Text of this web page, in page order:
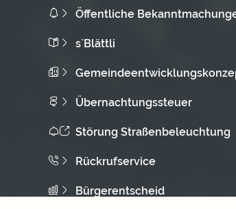
Öffentliche
s`Blättli
Übernachtungssteuer
Störung Straßenbeleuchtung
Rückrufservice
Bürgerentscheid